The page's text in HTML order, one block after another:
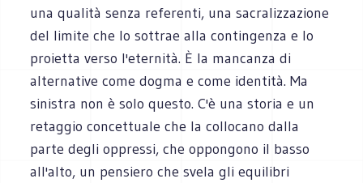
una qualità senza referenti, una sacralizzazione
del limite che lo sottrae alla contingenza e lo
proietta verso l'eternità. È la mancanza di
alternative come dogma e come identità. Ma
sinistra non è solo questo. C'è una storia e un
retaggio concettuale che la collocano dalla
parte degli oppressi, che oppongono il basso
all'alto, un pensiero che svela gli equilibri